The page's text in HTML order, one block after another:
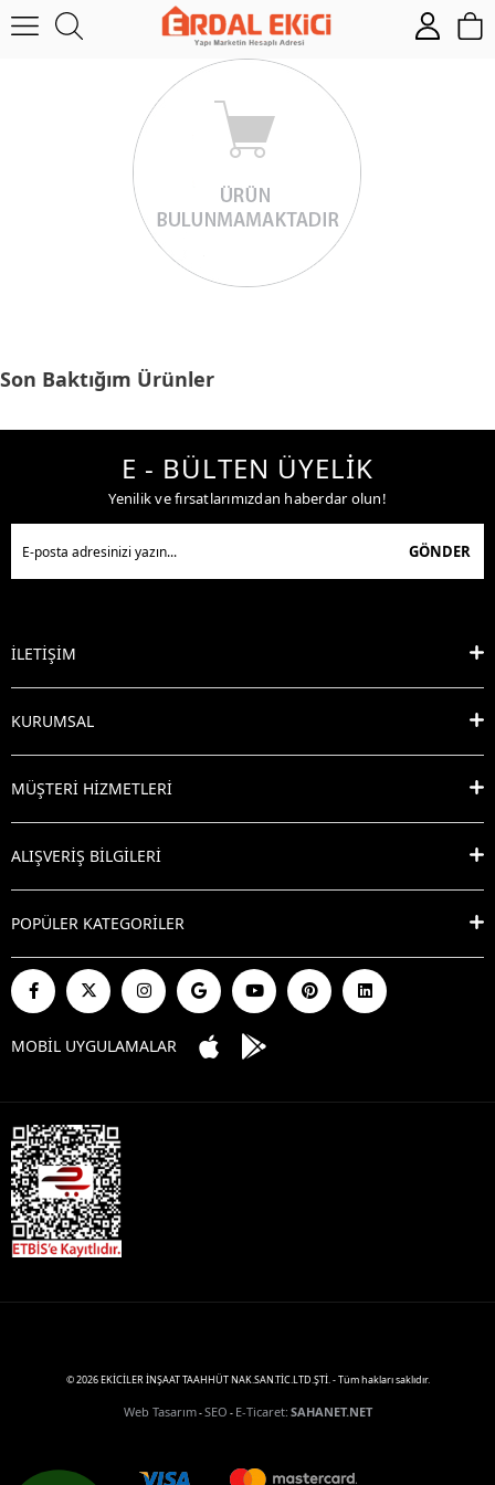
Son Baktığım Ürünler
E - BÜLTEN ÜYELİK
Yenilik ve fırsatlarımızdan haberdar olun!
GÖNDER
İLETİŞİM
KURUMSAL
MÜŞTERİ HİZMETLERİ
ALIŞVERİŞ BİLGİLERİ
POPÜLER KATEGORİLER
MOBİL UYGULAMALAR
© 2026 EKİCİLER İNŞAAT TAAHHÜT NAK.SAN.TİC.LTD.ŞTİ. - Tüm hakları saklıdır.
Web Tasarım-SEO - E-Ticaret: SAHANET.NET